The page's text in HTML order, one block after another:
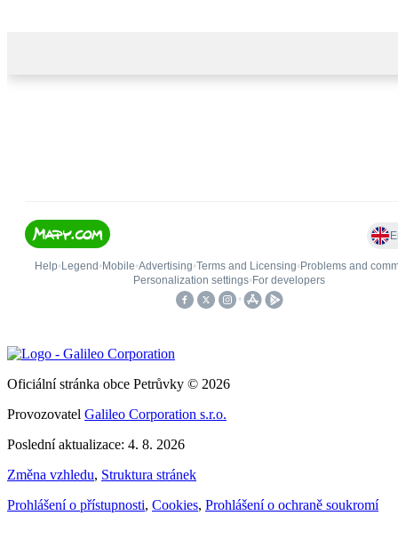
Oficiální stránka obce Petrůvky © 2026
Provozovatel Galileo Corporation s.r.o.
Poslední aktualizace: 4. 8. 2026
Změna vzhledu, Struktura stránek
Prohlášení o přístupnosti, Cookies, Prohlášení o ochraně soukromí